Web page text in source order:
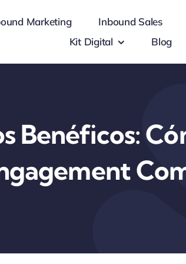
Marketing Inbound Sales
Kit Digital
Blog
Benéficos: